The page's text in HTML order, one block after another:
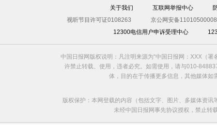
关于我们 互联网举报中心
视听节目许可证0108263
京公网安备
12300电信用户申诉受理中心
中国日报网版权说明：凡注明来源为“中国日报网：XXX（
许禁止转载、使用，违者必究。如需使用，请与010-
体，目的在于传播更多信息，其他媒体
版权保护：本网登载的内容（包括文字、图片、多媒体资
未经中国日报网事先协议授权，禁止转